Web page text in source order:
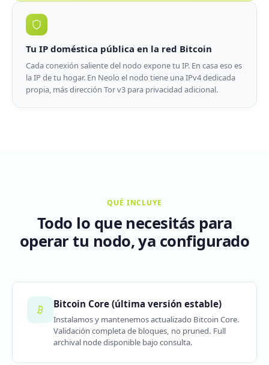
Tu IP doméstica pública en la red Bitcoin
Cada conexión saliente del nodo expone tu IP. En casa eso es
la IP de tu hogar. En Neolo el nodo tiene una IPv4 dedicada
propia, más dirección Tor v3 para privacidad adicional.
QUÉ INCLUYE
Todo lo que necesitás para
operar tu nodo, ya configurado
Bitcoin Core (última versión estable)
Instalamos y mantenemos actualizado Bitcoin Core.
Validación completa de bloques, no pruned. Full
archival node disponible bajo consulta.